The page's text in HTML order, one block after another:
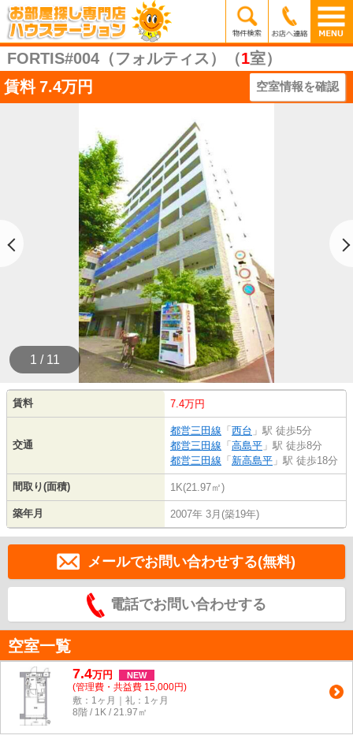
FORTIS#004（フォルティス）（1室）
賃料 7.4万円 空室情報を確認
1 / 11
賃料 7.4万円
交通
都営三田線 「 西台 」駅 徒歩5分
都営三田線 「 高島平 」駅 徒歩8分
都営三田線 「 新高島平 」駅 徒歩18分
間取り(面積) 1K(21.97㎡)
築年月 2007年 3月(築19年)
メールでお問い合わせする(無料)
電話でお問い合わせする
空室一覧
7.4万円 NEW
(管理費・共益費 15,000円)
敷：1ヶ月｜礼：1ヶ月
8階 / 1K / 21.97㎡